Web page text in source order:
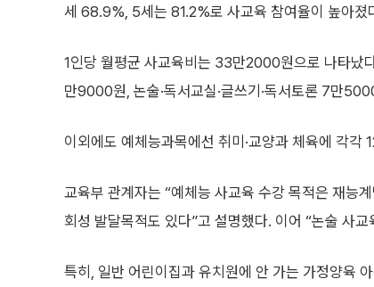
세 68.9%, 5세는 81.2%로 사교육 참여율이 높아졌
1인당 월평균 사교육비는 33만2000원으로 나타났
만9000원, 논술·독서교실·글쓰기·독서토론 7만
이외에도 예체능과목에선 취미·교양과 체육에 각
교육부 관계자는 “예체능 사교육 수강 목적은 재능
회성 발달목적도 있다”고 설명했다. 이어 “논술 사
특히, 일반 어린이집과 유치원에 안 가는 가정양육